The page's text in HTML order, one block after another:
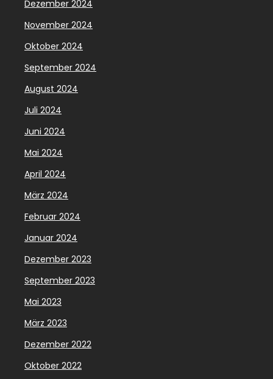
Dezember 2024
November 2024
Oktober 2024
September 2024
August 2024
Juli 2024
Juni 2024
Mai 2024
April 2024
März 2024
Februar 2024
Januar 2024
Dezember 2023
September 2023
Mai 2023
März 2023
Dezember 2022
Oktober 2022